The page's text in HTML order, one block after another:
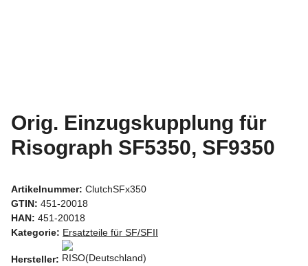
Orig. Einzugskupplung für
Risograph SF5350, SF9350
Artikelnummer: ClutchSFx350
GTIN: 451-20018
HAN: 451-20018
Kategorie: Ersatzteile für SF/SFII
Hersteller: